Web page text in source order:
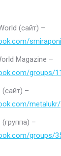
(сайт) –
Magazine –
groups/
(сайт) –
metalukr/
–
groups/